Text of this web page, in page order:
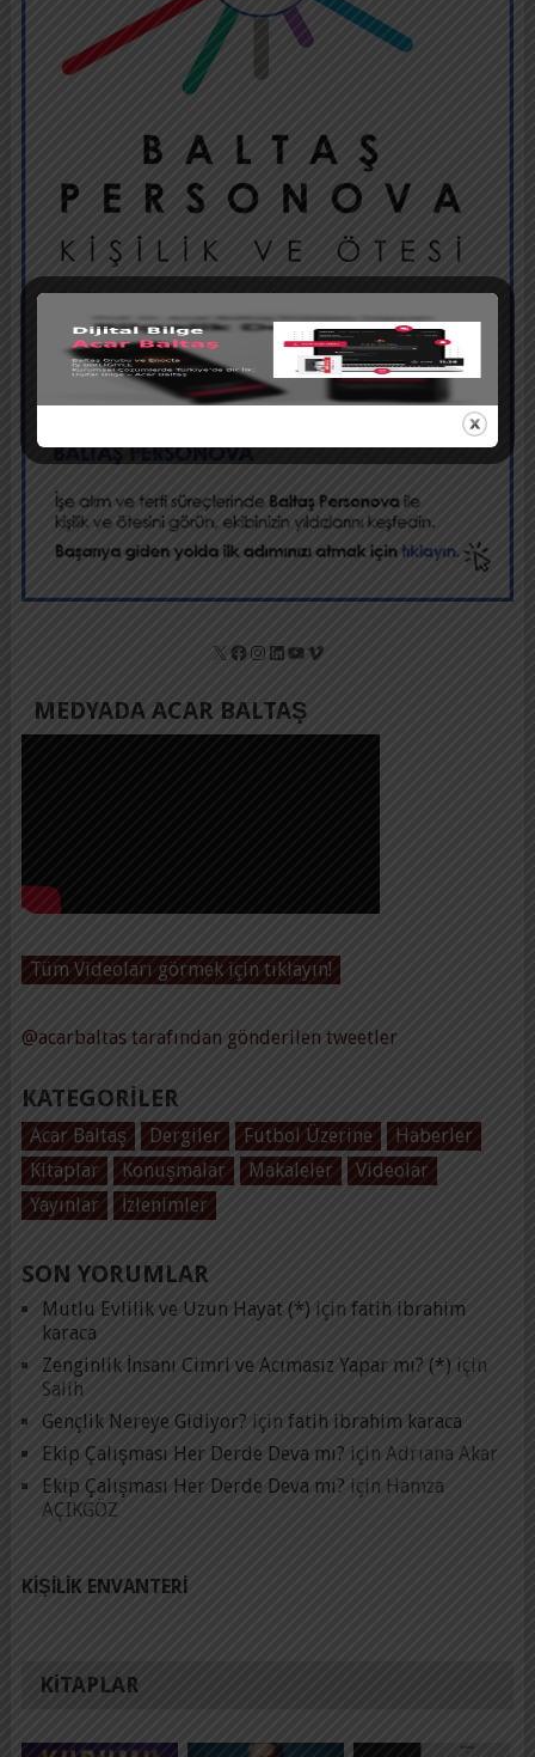
X Facebook
Instagram
LinkedIn
YouTube
Vimeo
MEDYADA ACAR BALTAŞ
Tüm Videoları görmek için tıklayın!
@acarbaltas tarafından gönderilen tweetler
KATEGORILER
Acar Baltaş Dergiler Futbol Üzerine
Haberler
Kitaplar
Konuşmalar Makaleler
Videolar
Yayınlar
İzlenimler
SON YORUMLAR
Mutlu Evlilik ve Uzun Hayat (*) için fatih ibrahim
karaca
Zenginlik İnsanı Cimri ve Acımasız Yapar mı? (*) için
Salih
Gençlik Nereye Gidiyor? için fatih ibrahim karaca
Ekip Çalışması Her Derde Deva mı? için Adrıana Akar
Ekip Çalışması Her Derde Deva mı? için Hamza
AÇIKGÖZ
KIŞILIK ENVANTERI
KITAPLAR